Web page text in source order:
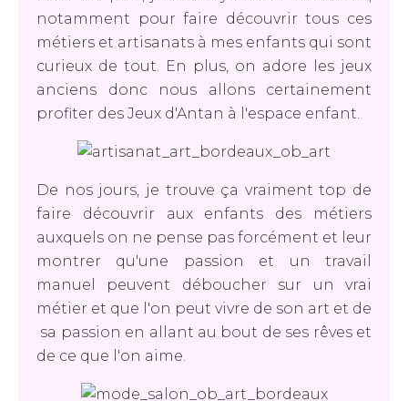
notamment pour faire découvrir tous ces
métiers et artisanats à mes enfants qui sont
curieux de tout. En plus, on adore les jeux
anciens donc nous allons certainement
profiter des Jeux d'Antan à l'espace enfant.
De nos jours, je trouve ça vraiment top de
faire découvrir aux enfants des métiers
auxquels on ne pense pas forcément et leur
montrer qu'une passion et un travail
manuel peuvent déboucher sur un vrai
métier et que l'on peut vivre de son art et de
sa passion en allant au bout de ses rêves et
de ce que l'on aime.